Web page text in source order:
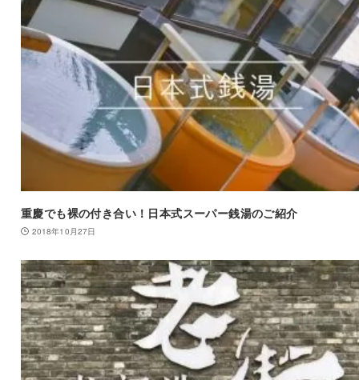
重慶でも裸の付き合い！日本式スーパー銭湯のご紹介
2018年10月27日